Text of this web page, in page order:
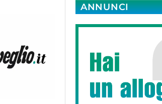
ANNUNCI